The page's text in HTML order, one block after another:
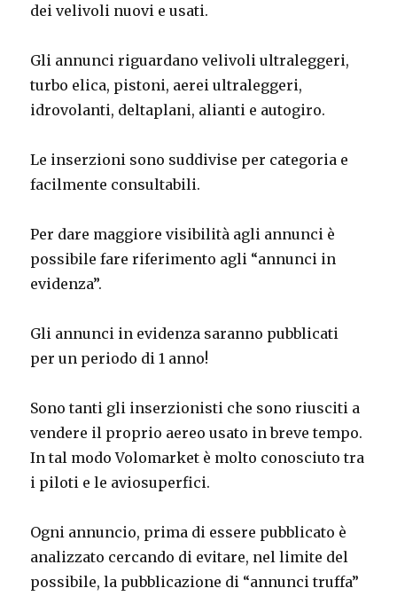
dei velivoli nuovi e usati.
Gli annunci riguardano velivoli ultraleggeri,
turbo elica, pistoni, aerei ultraleggeri,
idrovolanti, deltaplani, alianti e autogiro.
Le inserzioni sono suddivise per categoria e
facilmente consultabili.
Per dare maggiore visibilità agli annunci è
possibile fare riferimento agli “annunci in
evidenza”.
Gli annunci in evidenza saranno pubblicati
per un periodo di 1 anno!
Sono tanti gli inserzionisti che sono riusciti a
vendere il proprio aereo usato in breve tempo.
In tal modo Volomarket è molto conosciuto tra
i piloti e le aviosuperfici.
Ogni annuncio, prima di essere pubblicato è
analizzato cercando di evitare, nel limite del
possibile, la pubblicazione di “annunci truffa”